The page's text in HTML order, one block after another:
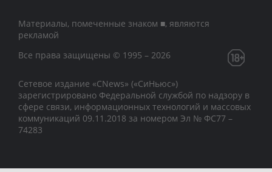
Материалы, помеченные знаком ■, являются
рекламой
Все права защищены © 1995 – 2026
Сетевое издание «CNews» («СиНьюс»)
зарегистрировано Федеральной службой по надзору в
сфере связи, информационных технологий и массовых
коммуникаций 09.11.2018 за номером Эл № ФС77 –
74283